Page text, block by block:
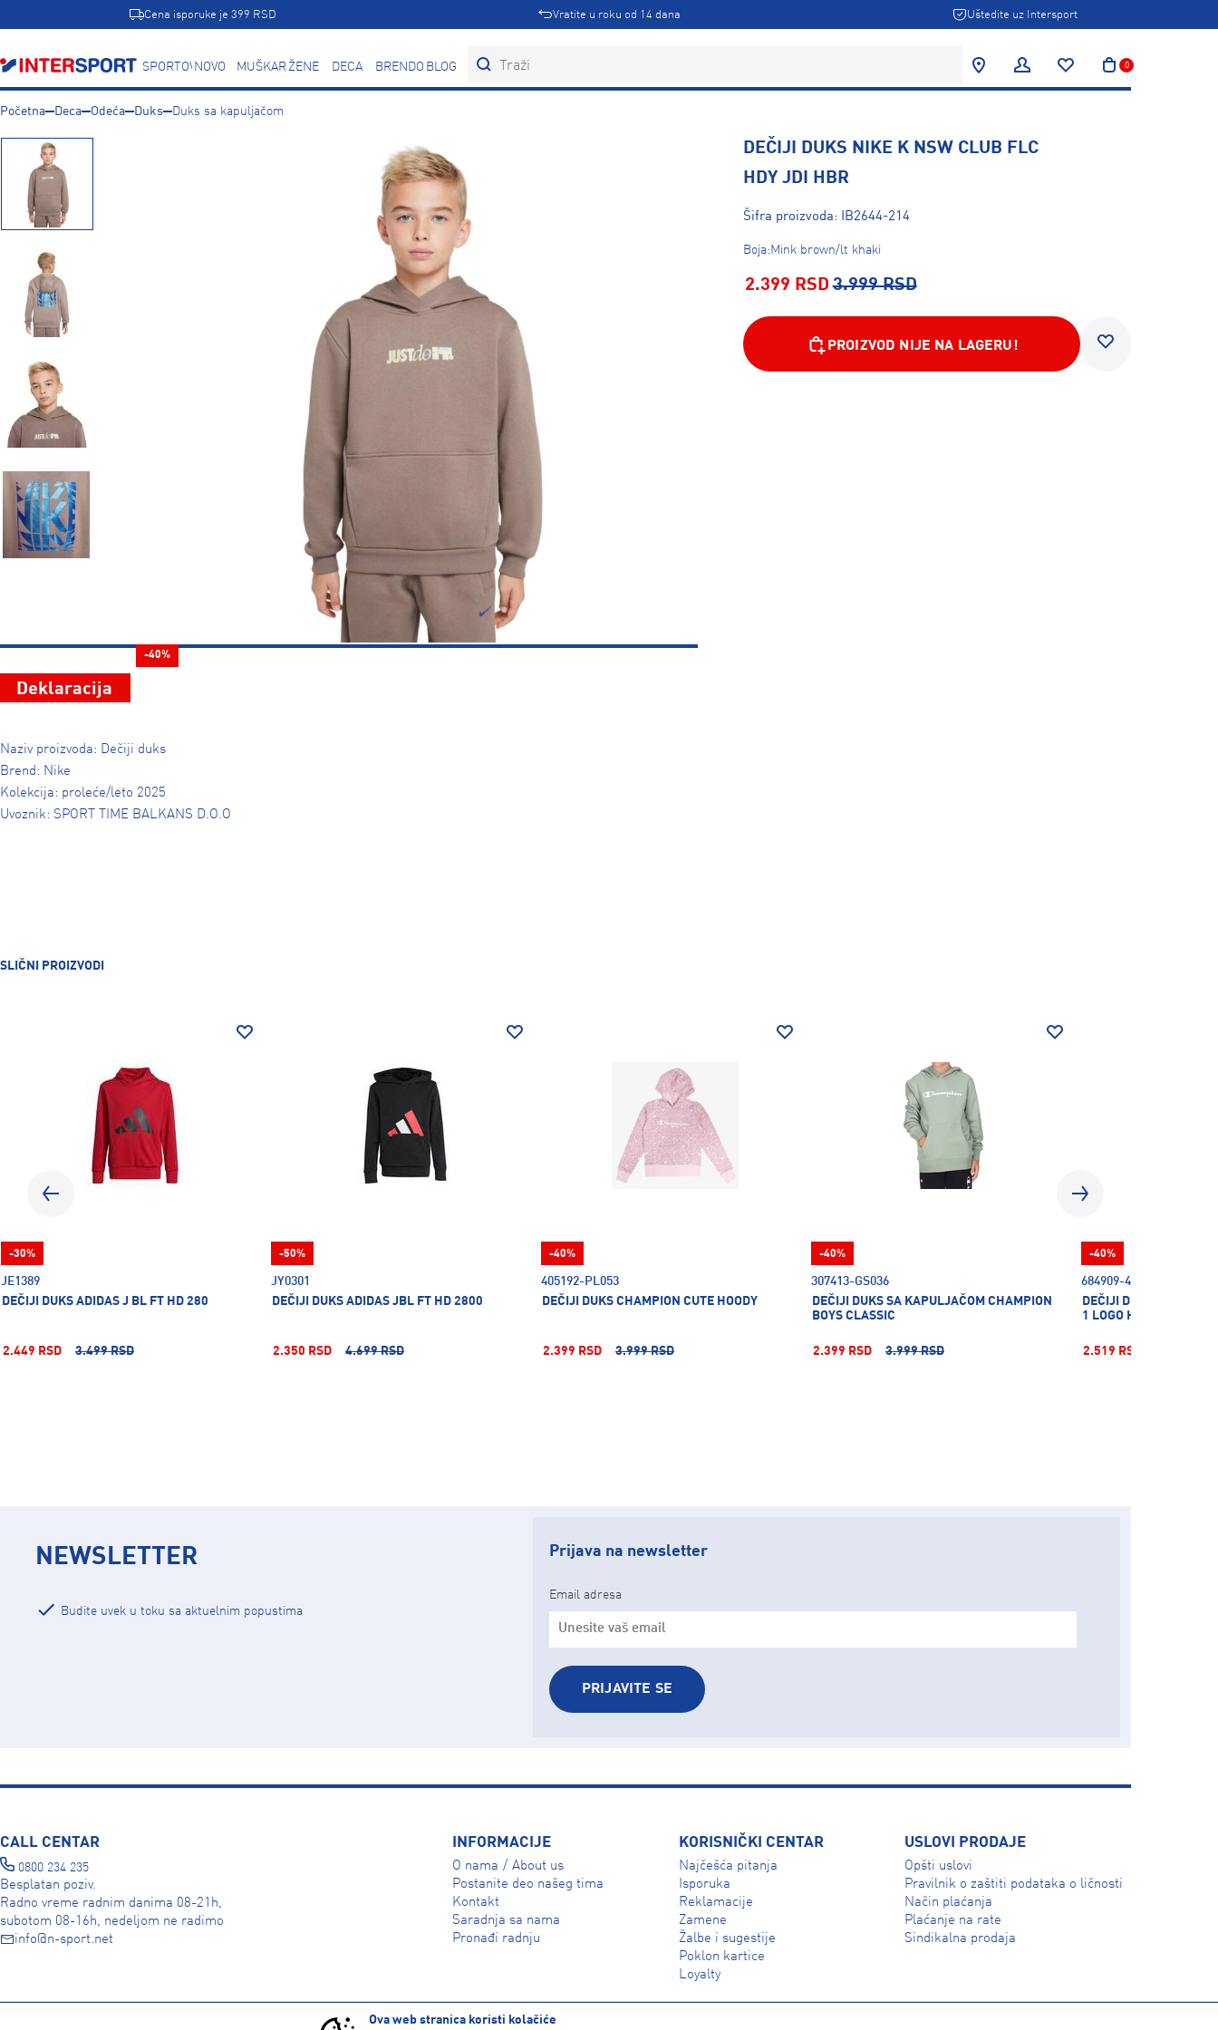
Cena isporuke je 399 RSD Vratite u roku od 14 dana Uštedite uz Intersport
SPORTOVINOVO MUŠKARCIŽENE DECA BRENDOVIBLOG 0
Ova web stranica koristi kolačiće
Početna Deca Odeća Duks Duks sa kapuljačom
-40%
Deklaracija
Naziv proizvoda: Dečiji duks
Brend: Nike
Kolekcija: proleće/leto 2025
Uvoznik: SPORT TIME BALKANS D.O.O
DEČIJI DUKS NIKE K NSW CLUB FLC
HDY JDI HBR
Šifra proizvoda: IB2644-214
Boja:Mink brown/lt khaki
2.399 RSD 3.999 RSD
PROIZVOD NIJE NA LAGERU!
SLIČNI PROIZVODI
JE1389
DEČIJI DUKS ADIDAS J BL FT HD 280
2.449 RSD 3.499 RSD
-30%
JY0301
DEČIJI DUKS ADIDAS JBL FT HD 2800
2.350 RSD 4.699 RSD
-50%
405192-PL053
DEČIJI DUKS CHAMPION CUTE HOODY
2.399 RSD 3.999 RSD
-40%
307413-GS036
DEČIJI DUKS SA KAPULJAČOM CHAMPION
BOYS CLASSIC
2.399 RSD 3.999 RSD
-40%
684909-41
DEČIJI DUKS SA
1 LOGO HOODIE TR B
2.519 RSD
-40%
NEWSLETTER
Budite uvek u toku sa aktuelnim popustima
Prijava na newsletter
Email adresa
PRIJAVITE SE
CALL CENTAR
0800 234 235
Besplatan poziv.
Radno vreme radnim danima 08-21h,
subotom 08-16h, nedeljom ne radimo
info@n-sport.net
INFORMACIJE
O nama / About us
Postanite deo našeg tima
Kontakt
Saradnja sa nama
Pronađi radnju
KORISNIČKI CENTAR
Najčešća pitanja
Isporuka
Reklamacije
Zamene
Žalbe i sugestije
Poklon kartice
Loyalty
USLOVI PRODAJE
Opšti uslovi
Pravilnik o zaštiti podataka o ličnosti
Način plaćanja
Plaćanje na rate
Sindikalna prodaja